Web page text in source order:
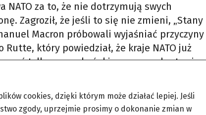
za to, że nie dotrzymują swych
Zagroził, że jeśli to się nie zmieni, „Stany
Macron próbowali wyjaśniać przyczyny
który powiedział, że kraje NATO już
tylko amerykańskiemu prezydentowi.
Wtedy „zaklinacz” jako sekretarz
cookies, dzięki którym może działać lepiej. Jeśli
zgody, uprzejmie prosimy o dokonanie zmian w